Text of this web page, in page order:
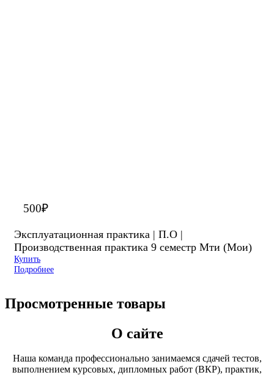
500₽
Эксплуатационная практика | П.О |
Производственная практика 9 семестр Мти (Мои)
Купить
Подробнее
Просмотренные товары
О сайте
Наша команда профессионально занимаемся сдачей тестов,
выполнением курсовых, дипломных работ (ВКР), практик,